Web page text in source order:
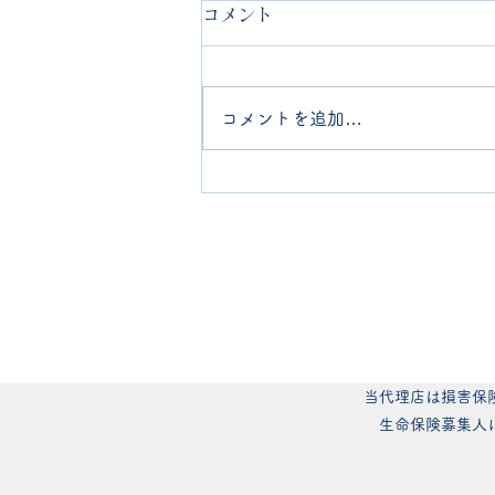
給与と社会保険料
コメント
コメントを追加…
当代理店は損害保
生命保険募集人